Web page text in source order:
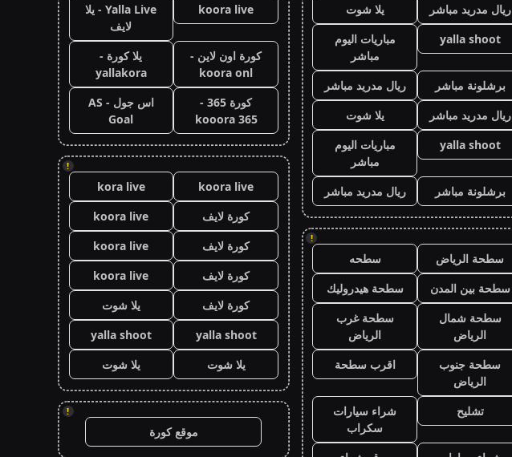
ريال مدريد مباشر
يلا شوت
yalla shoot
مباريات اليوم
مباشر
برشلونة مباشر
ريال مدريد مباشر
ريال مدريد مباشر
يلا شوت
yalla shoot
مباريات اليوم
مباشر
برشلونة مباشر
ريال مدريد مباشر
!
سطحة الرياض
سطحه
سطحة بين المدن
سطحة هيدروليك
سطحة شمال
الرياض
سطحة غرب
الرياض
سطحة جنوب
الرياض
اقرب سطحة
تشليح
شراء سيارات
سكراب
koora live
Yalla Live - يلا
لايف
كورة اون لاين -
koora onl
يلا كورة -
yallakora
كورة 365 -
kooora 365
اس جول - AS
Goal
!
koora live
kora live
كورة لايف
koora live
كورة لايف
koora live
كورة لايف
koora live
كورة لايف
يلا شوت
yalla shoot
yalla shoot
يلا شوت
يلا شوت
!
موقع كورة